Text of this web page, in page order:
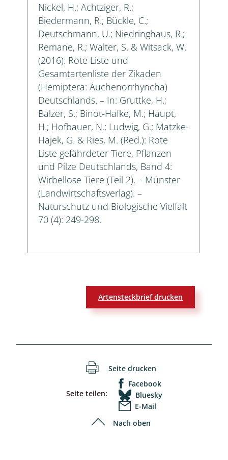
Nickel, H.; Achtziger, R.;
Biedermann, R.; Bückle, C.;
Deutschmann, U.; Niedringhaus, R.;
Remane, R.; Walter, S. & Witsack, W.
(2016): Rote Liste und
Gesamtartenliste der Zikaden
(Hemiptera: Auchenorrhyncha)
Deutschlands. – In: Gruttke, H.;
Balzer, S.; Binot-Hafke, M.; Haupt,
H.; Hofbauer, N.; Ludwig, G.; Matzke-
Hajek, G. & Ries, M. (Red.): Rote
Liste gefährdeter Tiere, Pflanzen
und Pilze Deutschlands, Band 4:
Wirbellose Tiere (Teil 2). – Münster
(Landwirtschaftsverlag). –
Naturschutz und Biologische Vielfalt
70 (4): 249-298.
Artensteckbrief drucken
Seite drucken
Seite teilen:
Facebook
Bluesky
E-Mail
Nach oben